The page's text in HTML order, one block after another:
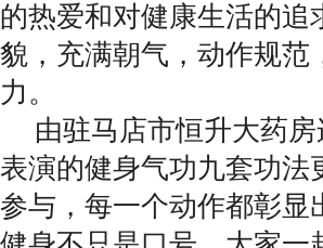
的热爱和对健康生活的
貌，充满朝气，动作规范
力。
由驻马店市恒升大药
表演的健身气功九套功
参与，每一个动作都彰显